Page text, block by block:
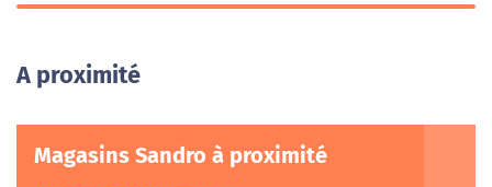
A proximité
Magasins Sandro à proximité